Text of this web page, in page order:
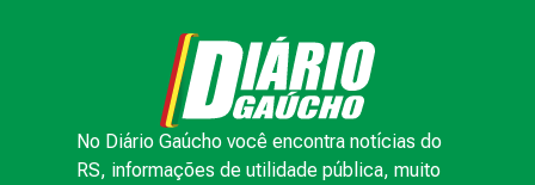
No Diário Gaúcho você encontra notícias do
RS, informações de utilidade pública, muito